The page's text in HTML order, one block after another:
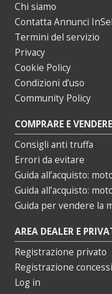
Chi siamo
Contatta Annunci
Termini del servizio
Privacy
Cookie Policy
Condizioni d’uso
Community Policy
COMPRARE E VENDERE
Consigli anti truffa
Errori da evitare
Guida all’acquisto:
Guida all’acquisto:
Guida per vendere la
AREA DEALER E
Registrazione privato
Registrazione
Log in